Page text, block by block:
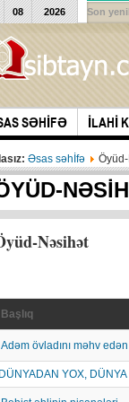
SƏHİFƏ İLAHİ
08 2026 Son
Əsas səhİfə
Nəsihət
Başlıq
Adəm övladını məhv
DÜNYADAN YOX,